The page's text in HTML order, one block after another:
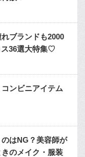
ブランドも2000
ス36選大特集♡
ンビニアイテム
はNG？美容師が
のメイク・服装